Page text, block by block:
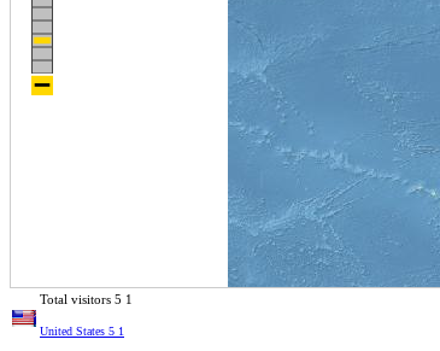
Total visitors 5 1
United States 5 1